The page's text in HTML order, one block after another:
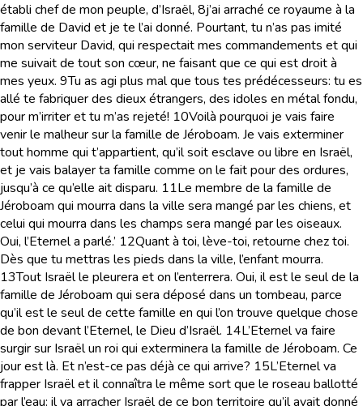
établi chef de mon peuple, d’Israël, 8j’ai arraché ce royaume à la
famille de David et je te l’ai donné. Pourtant, tu n’as pas imité
mon serviteur David, qui respectait mes commandements et qui
me suivait de tout son cœur, ne faisant que ce qui est droit à
mes yeux. 9Tu as agi plus mal que tous tes prédécesseurs: tu es
allé te fabriquer des dieux étrangers, des idoles en métal fondu,
pour m’irriter et tu m’as rejeté! 10Voilà pourquoi je vais faire
venir le malheur sur la famille de Jéroboam. Je vais exterminer
tout homme qui t’appartient, qu’il soit esclave ou libre en Israël,
et je vais balayer ta famille comme on le fait pour des ordures,
jusqu’à ce qu’elle ait disparu. 11Le membre de la famille de
Jéroboam qui mourra dans la ville sera mangé par les chiens, et
celui qui mourra dans les champs sera mangé par les oiseaux.
Oui, l’Eternel a parlé.’ 12Quant à toi, lève-toi, retourne chez toi.
Dès que tu mettras les pieds dans la ville, l’enfant mourra.
13Tout Israël le pleurera et on l’enterrera. Oui, il est le seul de la
famille de Jéroboam qui sera déposé dans un tombeau, parce
qu’il est le seul de cette famille en qui l’on trouve quelque chose
de bon devant l’Eternel, le Dieu d’Israël. 14L’Eternel va faire
surgir sur Israël un roi qui exterminera la famille de Jéroboam. Ce
jour est là. Et n’est-ce pas déjà ce qui arrive? 15L’Eternel va
frapper Israël et il connaîtra le même sort que le roseau ballotté
par l’eau: il va arracher Israël de ce bon territoire qu’il avait donné